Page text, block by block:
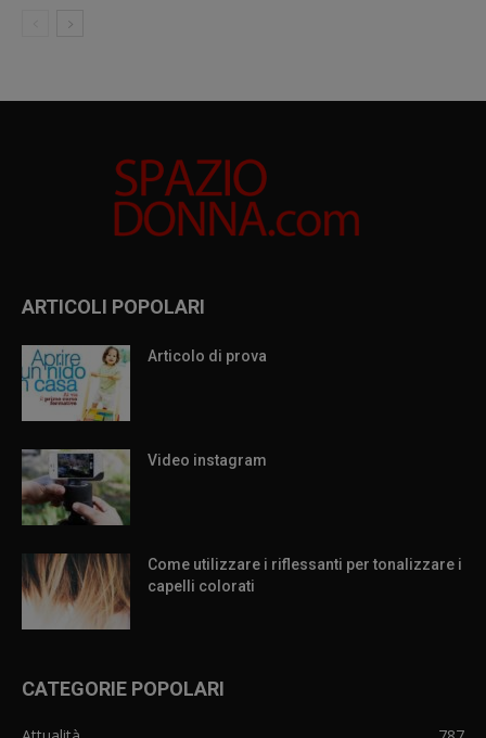
ARTICOLI POPOLARI
Articolo di prova
Video instagram
Come utilizzare i riflessanti per tonalizzare i
capelli colorati
CATEGORIE POPOLARI